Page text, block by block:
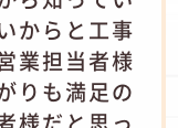
からと工事
業担当者様
りも満足の